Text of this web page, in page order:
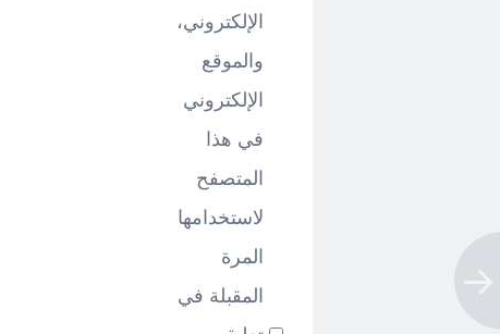
الإلكتروني،
والموقع
الإلكتروني
في هذا
المتصفح
لاستخدامها
المرة
المقبلة في